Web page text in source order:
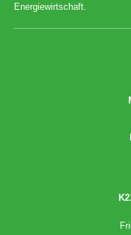
Energiewirtschaft.